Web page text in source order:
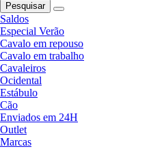
Pesquisar
Saldos
Especial Verão
Cavalo em repouso
Cavalo em trabalho
Cavaleiros
Ocidental
Estábulo
Cão
Enviados em 24H
Outlet
Marcas